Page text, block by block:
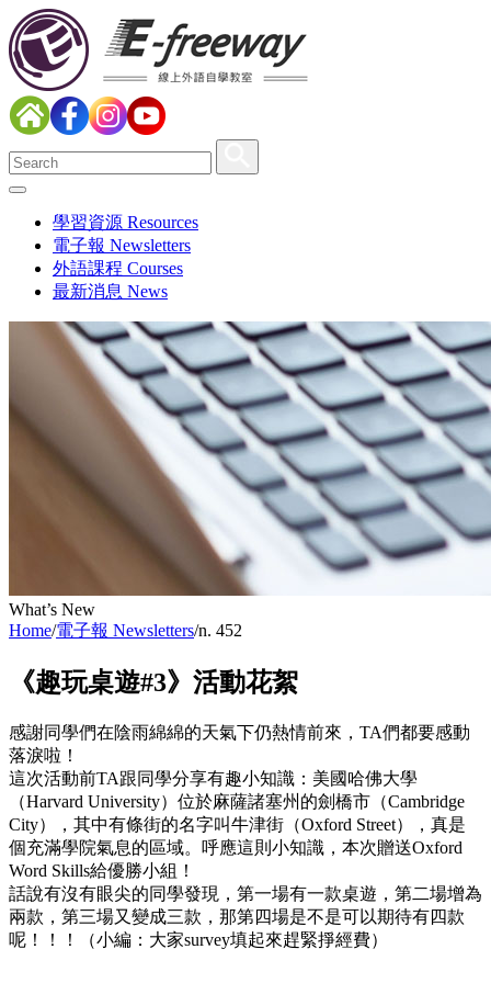
學習資源 Resources
電子報 Newsletters
外語課程 Courses
最新消息 News
What’s New
Home/電子報 Newsletters/n. 452
《趣玩桌遊#3》活動花絮
感謝同學們在陰雨綿綿的天氣下仍熱情前來，TA們都要感動
落淚啦！
這次活動前TA跟同學分享有趣小知識：美國哈佛大學
（Harvard University）位於麻薩諸塞州的劍橋市（Cambridge
City），其中有條街的名字叫牛津街（Oxford Street），真是
個充滿學院氣息的區域。呼應這則小知識，本次贈送Oxford
Word Skills給優勝小組！
話說有沒有眼尖的同學發現，第一場有一款桌遊，第二場增為
兩款，第三場又變成三款，那第四場是不是可以期待有四款
呢！！！（小編：大家survey填起來趕緊掙經費）